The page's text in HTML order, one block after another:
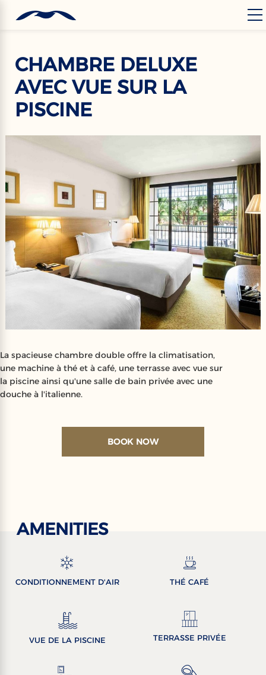
CHAMBRE DELUXE
AVEC VUE SUR LA
PISCINE
La spacieuse chambre double offre la climatisation,
une machine à thé et à café, une terrasse avec vue sur
la piscine ainsi qu'une salle de bain privée avec une
douche à l'italienne.
BOOK NOW
AMENITIES
CONDITIONNEMENT D'AIR THÉ CAFÉ
VUE DE LA PISCINE TERRASSE PRIVÉE